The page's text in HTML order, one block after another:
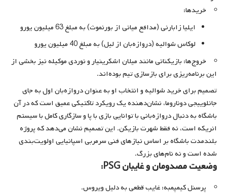
خریدها:
ایلیا زابارنی (مدافع میانی از بورنموث) به مبلغ 63 میلیون یورو
لوکاس شوالیه (دروازه‌بان از لیل) به مبلغ 40 میلیون یورو
خروج‌ها: بازیکنانی مانند میلان اشکرینیار و نوردی موکیله نیز بخشی از
این برنامه‌ریزی برای بازسازی تیم بوده‌اند.
تصمیم برای خرید شوالیه و انتخاب او به عنوان دروازه‌بان اول به جای
جانلوییجی دوناروما، نشان‌دهنده یک رویکرد تاکتیکی عمیق است که در آن
باشگاه به دنبال دروازه‌بانی با توانایی بازی با پا و سازگاری کامل با سیستم
انریکه است، نه فقط شهرت بازیکن. این تصمیم نشان می‌دهد که پروژه
بلندمدت باشگاه بر اساس نیازهای فنی سرمربی اسپانیایی اولویت‌بندی
شده است و نه نام‌های بزرگ.
وضعیت مصدومان و غایبان PSG:
پرسنل کیمپمبه: غایب قطعی به دلیل ویروس.